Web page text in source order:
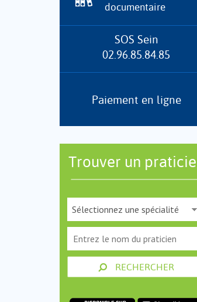
documentaire
SOS Sein
02.96.85.84.85
Paiement en ligne
Trouver un
RECHERCHER